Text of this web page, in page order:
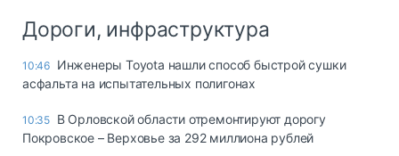
Дороги, инфраструктура
10:46 Инженеры Toyota нашли способ быстрой сушки
асфальта на испытательных полигонах
10:35 В Орловской области отремонтируют дорогу
Покровское – Верховье за 292 миллиона рублей